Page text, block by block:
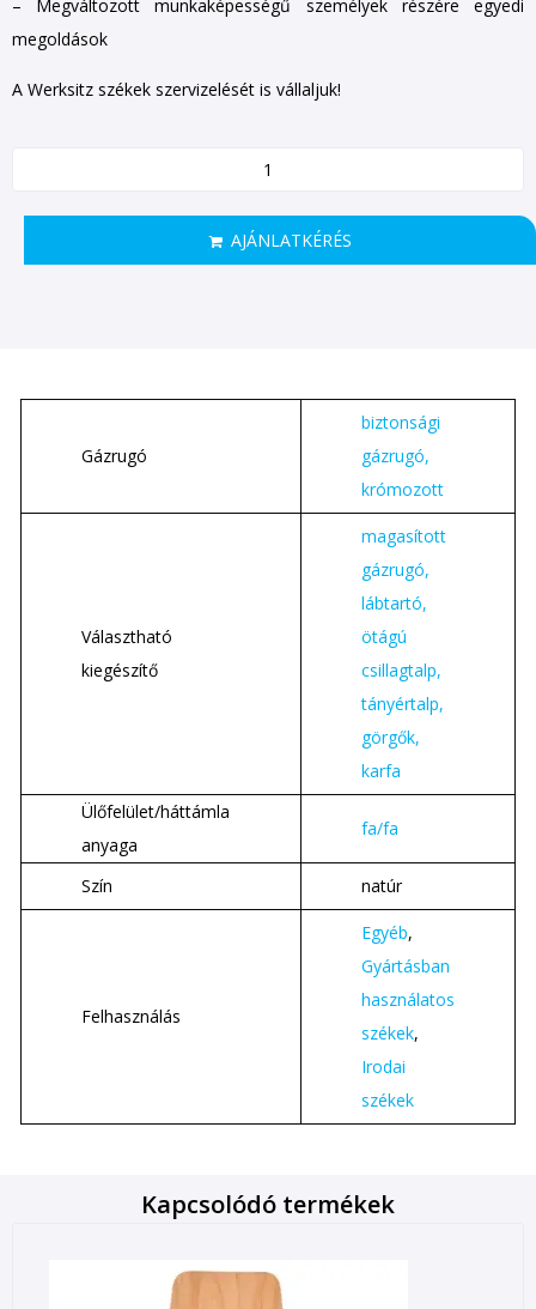
– Megváltozott munkaképességű személyek részére egyedi
megoldások
A Werksitz székek szervizelését is vállaljuk!
AJÁNLATKÉRÉS
Gázrugó
biztonsági
gázrugó,
krómozott
Választható
kiegészítő
magasított
gázrugó,
lábtartó,
ötágú
csillagtalp,
tányértalp,
görgők,
karfa
Ülőfelület/háttámla
anyaga
fa/fa
Szín natúr
Felhasználás
Egyéb,
Gyártásban
használatos
székek,
Irodai
székek
Kapcsolódó termékek